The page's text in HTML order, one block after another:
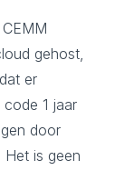
gehost,
er
1 jaar
door
is geen